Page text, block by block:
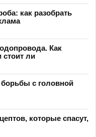
как разобрать
Как
ли
с головной
которые спасут,